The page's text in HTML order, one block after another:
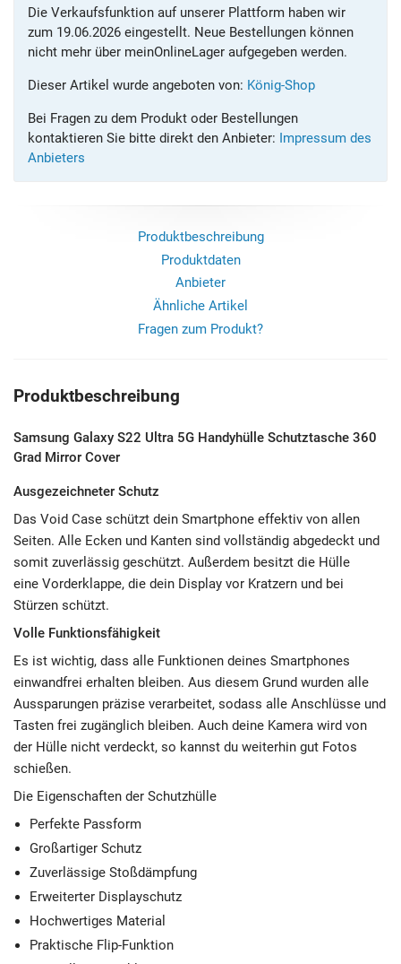
Die Verkaufsfunktion auf unserer Plattform haben wir
zum 19.06.2026 eingestellt. Neue Bestellungen können
nicht mehr über meinOnlineLager aufgegeben werden.
Dieser Artikel wurde angeboten von: König-Shop
Bei Fragen zu dem Produkt oder Bestellungen
kontaktieren Sie bitte direkt den Anbieter: Impressum des
Anbieters
Produktbeschreibung
Produktdaten
Anbieter
Ähnliche Artikel
Fragen zum Produkt?
Produktbeschreibung
Samsung Galaxy S22 Ultra 5G Handyhülle Schutztasche 360
Grad Mirror Cover
Ausgezeichneter Schutz
Das Void Case schützt dein Smartphone effektiv von allen
Seiten. Alle Ecken und Kanten sind vollständig abgedeckt und
somit zuverlässig geschützt. Außerdem besitzt die Hülle
eine Vorderklappe, die dein Display vor Kratzern und bei
Stürzen schützt.
Volle Funktionsfähigkeit
Es ist wichtig, dass alle Funktionen deines Smartphones
einwandfrei erhalten bleiben. Aus diesem Grund wurden alle
Aussparungen präzise verarbeitet, sodass alle Anschlüsse und
Tasten frei zugänglich bleiben. Auch deine Kamera wird von
der Hülle nicht verdeckt, so kannst du weiterhin gut Fotos
schießen.
Die Eigenschaften der Schutzhülle
Perfekte Passform
Großartiger Schutz
Zuverlässige Stoßdämpfung
Erweiterter Displayschutz
Hochwertiges Material
Praktische Flip-Funktion